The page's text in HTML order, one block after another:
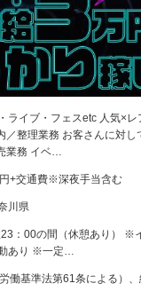
ライブ・フェスetc 人気×
／整理業務 お客さんに対し
業務 イベ…
+交通費※深夜手当含む
川県
：00の間（休憩あり） ※
あり ※一定…
働基準法第61条による）